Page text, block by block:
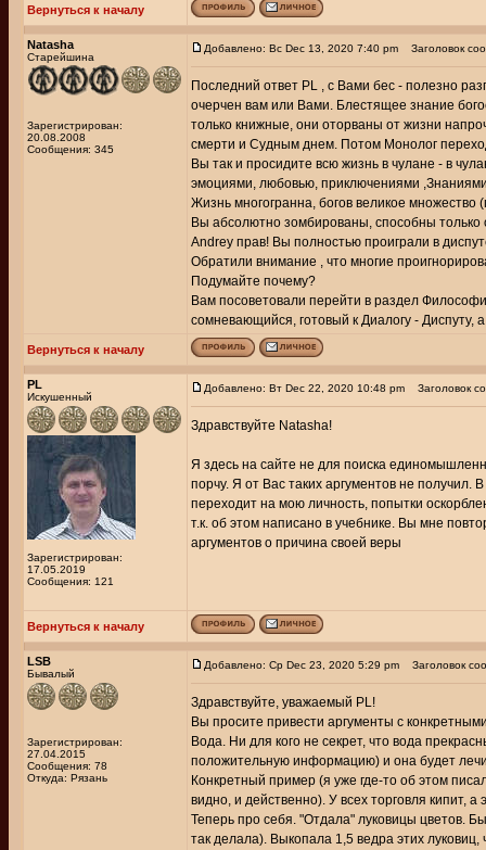
Вернуться к началу
Natasha
Старейшина
Зарегистрирован:
20.08.2008
Сообщения: 345
Добавлено: Вс Dec 13, 2020 7:40 pm Заголовок
Последний ответ PL , с Вами бес - полезно
очерчен вам или Вами. Блестящее знание
только книжные, они оторваны от жизни
смерти и Судным днем. Потом Монолог
Вы так и просидите всю жизнь в чулане - в
эмоциями, любовью, приключениями
Жизнь многогранна, богов великое множество
Вы абсолютно зомбированы, способны только
Andrey прав! Вы полностью проиграли в
Обратили внимание , что многие
Подумайте почему?
Вам посоветовали перейти в раздел
сомневающийся, готовый к Диалогу - Диспуту,
Вернуться к началу
PL
Искушенный
Зарегистрирован:
17.05.2019
Сообщения: 121
Добавлено: Вт Dec 22, 2020 10:48 pm Заголовок
Здравствуйте Natasha!
Я здесь на сайте не для поиска
порчу. Я от Вас таких аргументов не
переходит на мою личность, попытки
т.к. об этом написано в учебнике. Вы мне
аргументов о причина своей веры
Вернуться к началу
LSB
Бывалый
Зарегистрирован:
27.04.2015
Сообщения: 78
Откуда: Рязань
Добавлено: Ср Dec 23, 2020 5:29 pm Заголовок
Здравствуйте, уважаемый PL!
Вы просите привести аргументы с
Вода. Ни для кого не секрет, что вода
положительную информацию) и она будет
Конкретный пример (я уже где-то об этом
видно, и действенно). У всех торговля кипит,
Теперь про себя. "Отдала" луковицы цветов.
так делала). Выкопала 1,5 ведра этих луковиц,